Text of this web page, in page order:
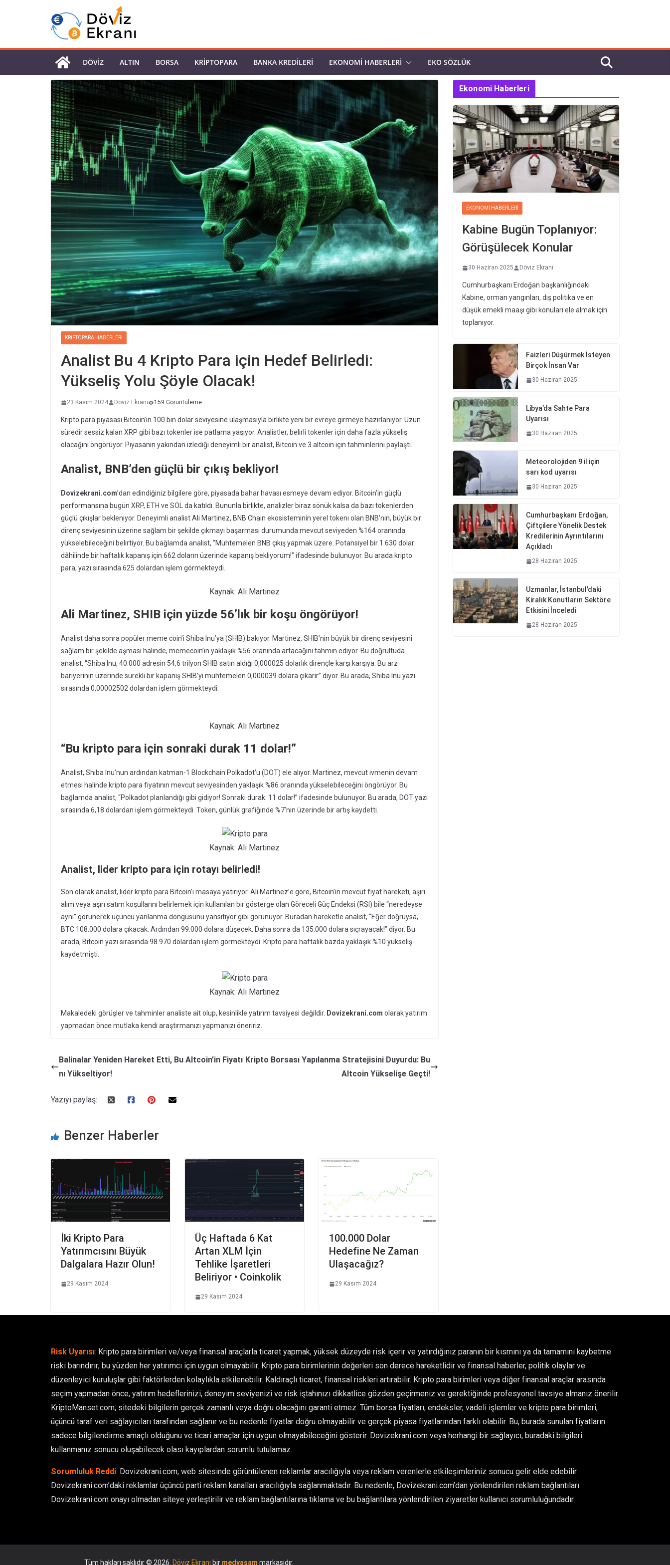
DÖVIZ ALTIN BORSA KRIPTOPARA BANKA KREDILERI EKONOMI HABERLERI EKO SÖZLÜK
KRIPTOPARA HABERLERI
Analist Bu 4 Kripto Para için Hedef Belirledi:
Yükseliş Yolu Şöyle Olacak!
23 Kasım 2024 Döviz Ekranı 159 Görüntüleme
Kripto para piyasası Bitcoin’in 100 bin dolar seviyesine ulaşmasıyla birlikte yeni bir evreye girmeye hazırlanıyor. Uzun
süredir sessiz kalan XRP gibi bazı tokenler ise patlama yaşıyor. Analistler, belirli tokenler için daha fazla yükseliş
olacağını öngörüyor. Piyasanın yakından izlediği deneyimli bir analist, Bitcoin ve 3 altcoin için tahminlerini paylaştı.
Analist, BNB’den güçlü bir çıkış bekliyor!
Dovizekrani.com’dan edindiğiniz bilgilere göre, piyasada bahar havası esmeye devam ediyor. Bitcoin’in güçlü
performansına bugün XRP, ETH ve SOL da katıldı. Bununla birlikte, analizler biraz sönük kalsa da bazı tokenlerden
güçlü çıkışlar bekleniyor. Deneyimli analist Ali Martinez, BNB Chain ekosisteminin yerel tokenı olan BNB’nin, büyük bir
direnç seviyesinin üzerine sağlam bir şekilde çıkmayı başarması durumunda mevcut seviyeden %164 oranında
yükselebileceğini belirtiyor. Bu bağlamda analist, “Muhtemelen BNB çıkış yapmak üzere. Potansiyel bir 1.630 dolar
dâhilinde bir haftalık kapanış için 662 doların üzerinde kapanış bekliyorum!” ifadesinde bulunuyor. Bu arada kripto
para, yazı sırasında 625 dolardan işlem görmekteydi.
Kaynak: Ali Martinez
Ali Martinez, SHIB için yüzde 56’lık bir koşu öngörüyor!
Analist daha sonra popüler meme coin’i Shiba Inu’ya (SHIB) bakıyor. Martinez, SHIB’nin büyük bir direnç seviyesini
sağlam bir şekilde aşması halinde, memecoin’in yaklaşık %56 oranında artacağını tahmin ediyor. Bu doğrultuda
analist, “Shiba Inu, 40.000 adresin 54,6 trilyon SHIB satın aldığı 0,000025 dolarlık dirençle karşı karşıya. Bu arz
bariyerinin üzerinde sürekli bir kapanış SHIB’yi muhtemelen 0,000039 dolara çıkarır” diyor. Bu arada, Shiba Inu yazı
sırasında 0,00002502 dolardan işlem görmekteydi.
Kaynak: Ali Martinez
“Bu kripto para için sonraki durak 11 dolar!”
Analist, Shiba Inu’nun ardından katman-1 Blockchain Polkadot’u (DOT) ele alıyor. Martinez, mevcut ivmenin devam
etmesi halinde kripto para fiyatının mevcut seviyesinden yaklaşık %86 oranında yükselebileceğini öngörüyor. Bu
bağlamda analist, “Polkadot planlandığı gibi gidiyor! Sonraki durak: 11 dolar!” ifadesinde bulunuyor. Bu arada, DOT yazı
sırasında 6,18 dolardan işlem görmekteydi. Token, günlük grafiğinde %7’nin üzerinde bir artış kaydetti.
Kaynak: Ali Martinez
Analist, lider kripto para için rotayı belirledi!
Son olarak analist, lider kripto para Bitcoin’i masaya yatırıyor. Ali Martinez’e göre, Bitcoin’in mevcut fiyat hareketi, aşırı
alım veya aşırı satım koşullarını belirlemek için kullanılan bir gösterge olan Göreceli Güç Endeksi (RSI) bile “neredeyse
aynı” görünerek üçüncü yarılanma döngüsünü yansıtıyor gibi görünüyor. Buradan hareketle analist, “Eğer doğruysa,
BTC 108.000 dolara çıkacak. Ardından 99.000 dolara düşecek. Daha sonra da 135.000 dolara sıçrayacak!” diyor. Bu
arada, Bitcoin yazı sırasında 98.970 dolardan işlem görmekteydi. Kripto para haftalık bazda yaklaşık %10 yükseliş
kaydetmişti.
Kaynak: Ali Martinez
Makaledeki görüşler ve tahminler analiste ait olup, kesinlikle yatırım tavsiyesi değildir. Dovizekrani.com olarak yatırım
yapmadan önce mutlaka kendi araştırmanızı yapmanızı öneririz.
Balinalar Yeniden Hareket Etti, Bu Altcoin’in Fiyatı
nı Yükseltiyor!
Kripto Borsası Yapılanma Stratejisini Duyurdu: Bu
Altcoin Yükselişe Geçti!
Yazıyı paylaş:
Benzer Haberler
İki Kripto Para
Yatırımcısını Büyük
Dalgalara Hazır Olun!
29 Kasım 2024
Üç Haftada 6 Kat
Artan XLM İçin
Tehlike İşaretleri
Beliriyor • Coinkolik
29 Kasım 2024
100.000 Dolar
Hedefine Ne Zaman
Ulaşacağız?
29 Kasım 2024
Ekonomi Haberleri
EKONOMI HABERLERI
Kabine Bugün Toplanıyor:
Görüşülecek Konular
30 Haziran 2025 Döviz Ekranı
Cumhurbaşkanı Erdoğan başkanlığındaki
Kabine, orman yangınları, dış politika ve en
düşük emekli maaşı gibi konuları ele almak için
toplanıyor.
Faizleri Düşürmek İsteyen
Birçok İnsan Var
30 Haziran 2025
Libya’da Sahte Para
Uyarısı
30 Haziran 2025
Meteorolojiden 9 il için
sarı kod uyarısı
30 Haziran 2025
Cumhurbaşkanı Erdoğan,
Çiftçilere Yönelik Destek
Kredilerinin Ayrıntılarını
Açıkladı
28 Haziran 2025
Uzmanlar, İstanbul’daki
Kiralık Konutların Sektöre
Etkisini İnceledi
28 Haziran 2025
Risk Uyarısı: Kripto para birimleri ve/veya finansal araçlarla ticaret yapmak, yüksek düzeyde risk içerir ve yatırdığınız paranın bir kısmını ya da tamamını kaybetme
riski barındırır; bu yüzden her yatırımcı için uygun olmayabilir. Kripto para birimlerinin değerleri son derece hareketlidir ve finansal haberler, politik olaylar ve
düzenleyici kuruluşlar gibi faktörlerden kolaylıkla etkilenebilir. Kaldıraçlı ticaret, finansal riskleri artırabilir. Kripto para birimleri veya diğer finansal araçlar arasında
seçim yapmadan önce, yatırım hedeflerinizi, deneyim seviyenizi ve risk iştahınızı dikkatlice gözden geçirmeniz ve gerektiğinde profesyonel tavsiye almanız önerilir.
KriptoManset.com, sitedeki bilgilerin gerçek zamanlı veya doğru olacağını garanti etmez. Tüm borsa fiyatları, endeksler, vadeli işlemler ve kripto para birimleri,
üçüncü taraf veri sağlayıcıları tarafından sağlanır ve bu nedenle fiyatlar doğru olmayabilir ve gerçek piyasa fiyatlarından farklı olabilir. Bu, burada sunulan fiyatların
sadece bilgilendirme amaçlı olduğunu ve ticari amaçlar için uygun olmayabileceğini gösterir. Dovizekrani.com veya herhangi bir sağlayıcı, buradaki bilgileri
kullanmanız sonucu oluşabilecek olası kayıplardan sorumlu tutulamaz.
Sorumluluk Reddi: Dovizekrani.com, web sitesinde görüntülenen reklamlar aracılığıyla veya reklam verenlerle etkileşimleriniz sonucu gelir elde edebilir.
Dovizekrani.com’daki reklamlar üçüncü parti reklam kanalları aracılığıyla sağlanmaktadır. Bu nedenle, Dovizekrani.com’dan yönlendirilen reklam bağlantıları
Dovizekrani.com onayı olmadan siteye yerleştirilir ve reklam bağlantılarına tıklama ve bu bağlantılara yönlendirilen ziyaretler kullanıcı sorumluluğundadır.
Tüm hakları saklıdır © 2026. Döviz Ekranı bir medyaşam markasıdır.